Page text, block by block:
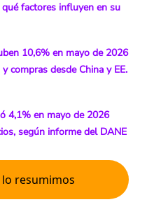
factores influyen en su
10,6% en mayo de 2026
compras desde China y EE.
4,1% en mayo de 2026
según informe del DANE
lo resumimos